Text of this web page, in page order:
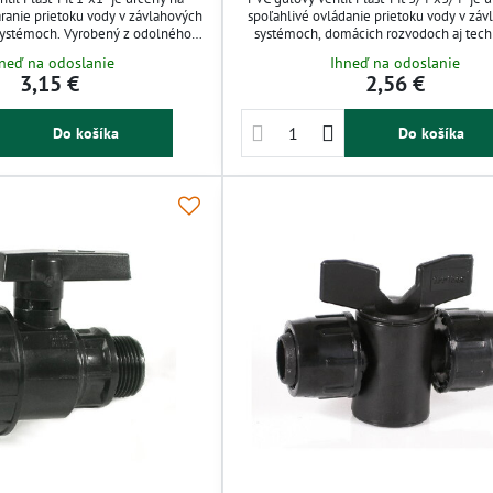
prietoku vody v závlahových
Vyrobený z odolného
guľovému mechanizmu
a presnú reguláciu. Vhodný pre
i priemyselné použitie.
na odoslanie
3,15 €
Do košíka
spoľahlivé ovládanie prietoku vody v
systémoch, domácich rozvodoch aj
PVC, odoláva korózii, chemikáliám a UV
Jednoduchá montáž a nízka hmotnosť
praktické použitie v záhrade aj hobby
Ihneď na odoslanie
2,56 €
Do košíka